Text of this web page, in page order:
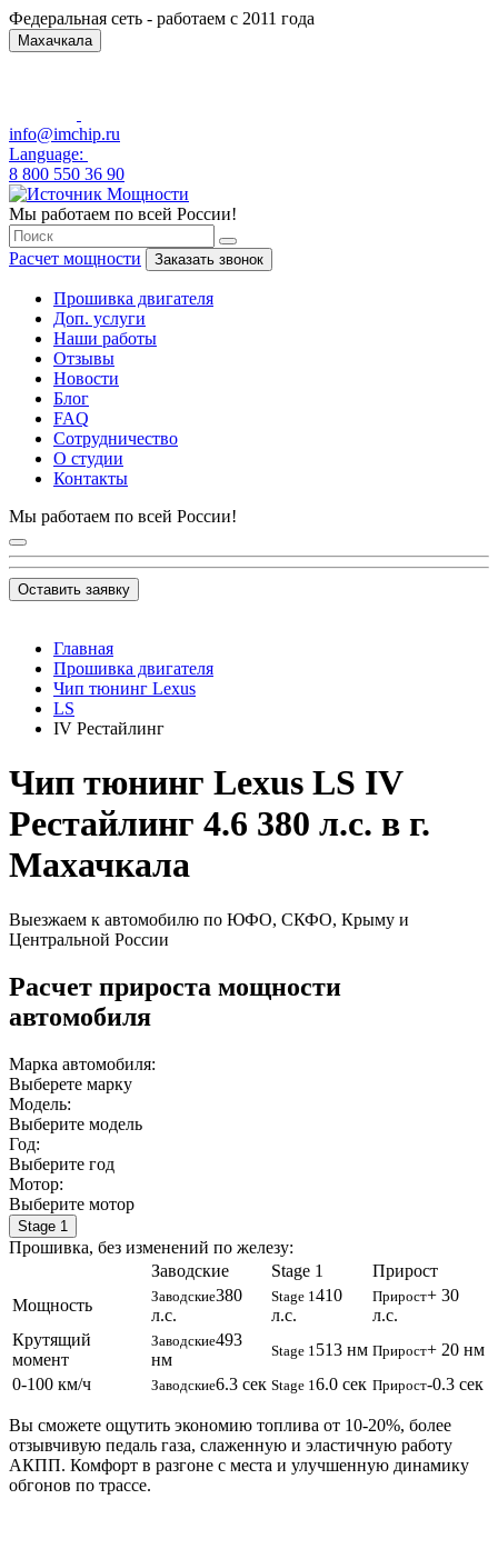
Федеральная сеть - работаем с 2011 года
Махачкала
info@imchip.ru
Language:
8 800 550 36 90
Мы работаем по всей России!
Расчет мощности Заказать звонок
Прошивка двигателя
Доп. услуги
Наши работы
Отзывы
Новости
Блог
FAQ
Сотрудничество
О студии
Контакты
Мы работаем по всей России!
Оставить заявку
Главная
Прошивка двигателя
Чип тюнинг Lexus
LS
IV Рестайлинг
Чип тюнинг Lexus LS IV
Рестайлинг 4.6 380 л.с. в г.
Махачкала
Выезжаем к автомобилю по ЮФО, СКФО, Крыму и
Центральной России
Расчет прироста мощности
автомобиля
Марка автомобиля:
Выберете марку
Модель:
Выберите модель
Год:
Выберите год
Мотор:
Выберите мотор
Stage 1
Прошивка, без изменений по железу:
Заводские
Stage 1
Прирост
Мощность
Заводские380
л.с.
Stage 1 410
л.с.
Прирост+ 30
л.с.
Крутящий
момент
Заводские493
нм
Stage 1 513 нм Прирост+ 20 нм
0-100 км/ч
Заводские6.3 сек Stage 1 6.0 сек Прирост-0.3 сек
Вы сможете ощутить экономию топлива от 10-20%, более
отзывчивую педаль газа, слаженную и эластичную работу
АКПП. Комфорт в разгоне с места и улучшенную динамику
обгонов по трассе.